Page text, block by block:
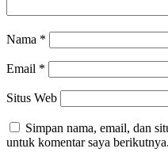
Nama *
Email *
Situs Web
Simpan nama, email, dan
untuk komentar saya berikutnya.